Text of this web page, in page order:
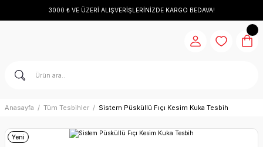
3000 ₺ VE ÜZERİ ALIŞVERİŞLERİNİZDE KARGO BEDAVA!
Anasayfa Tüm Tesbihler Sistem Püsküllü Fıçı Kesim Kuka Tesbih
Yeni